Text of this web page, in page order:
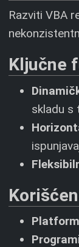
Razviti VBA
Ključne
skladu s